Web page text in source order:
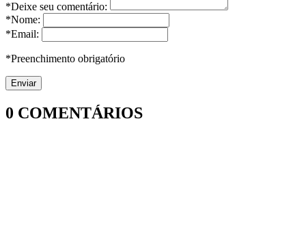
*Deixe seu comentário:
*Nome:
*Email:
*Preenchimento obrigatório
0 COMENTÁRIOS